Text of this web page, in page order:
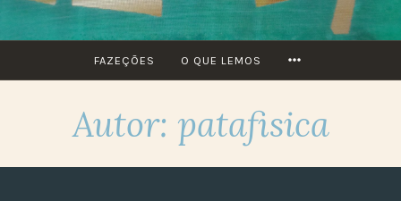
FAZEÇÕES O QUE LEMOS
Autor: patafisica